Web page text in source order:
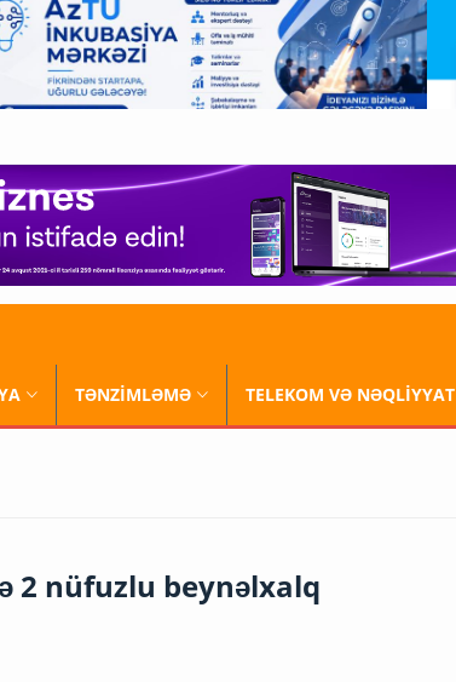
TƏNZİMLƏMƏ TELEKOM VƏ NƏQLİYYAT
2 nüfuzlu beynəlxalq